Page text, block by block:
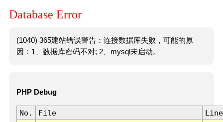
Database Error
(1040) 365建站错误警告：连接数据库失败，可能的原
因：1、数据库密码不对; 2、mysql未启动。
PHP Debug
No. File
Line